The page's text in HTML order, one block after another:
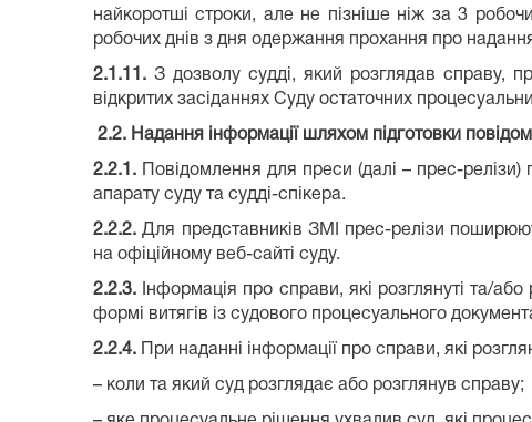
найкоротші строки, але не пізніше ніж за 3
робочих днів з дня одержання прохання про
2.1.11 . З дозволу судді, який розглядав справу,
відкритих засіданнях Суду остаточних
2.2. Надання інформації шляхом підготовки
2.2.1 .
Повідомлення для преси (далі – прес-
апарату суду та судді-спікера.
2.2.2. Для представників ЗМІ прес-релізи
на офіційному веб-сайті суду.
2.2.3.
Інформація про справи, які розглянуті та/
формі витягів із судового процесуального
2.2.4. При наданні інформації про справи, які
– коли та який суд розглядає або розглянув справу;